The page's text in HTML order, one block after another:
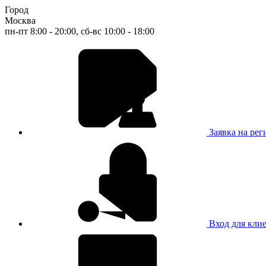
Город
Москва
пн-пт 8:00 - 20:00, сб-вс 10:00 - 18:00
Заявка на
Вход для